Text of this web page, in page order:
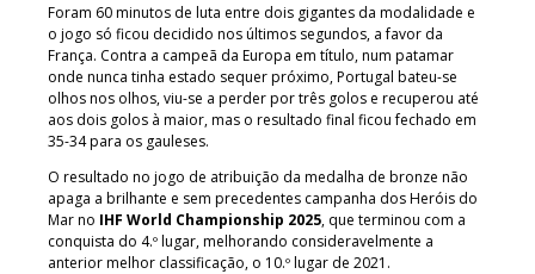
Foram 60 minutos de luta entre dois gigantes da modalidade e
o jogo só ficou decidido nos últimos segundos, a favor da
França. Contra a campeã da Europa em título, num patamar
onde nunca tinha estado sequer próximo, Portugal bateu-se
olhos nos olhos, viu-se a perder por três golos e recuperou até
aos dois golos à maior, mas o resultado final ficou fechado em
35-34 para os gauleses.
O resultado no jogo de atribuição da medalha de bronze não
apaga a brilhante e sem precedentes campanha dos Heróis do
Mar no IHF World Championship 2025, que terminou com a
conquista do 4.º lugar, melhorando consideravelmente a
anterior melhor classificação, o 10.º lugar de 2021.